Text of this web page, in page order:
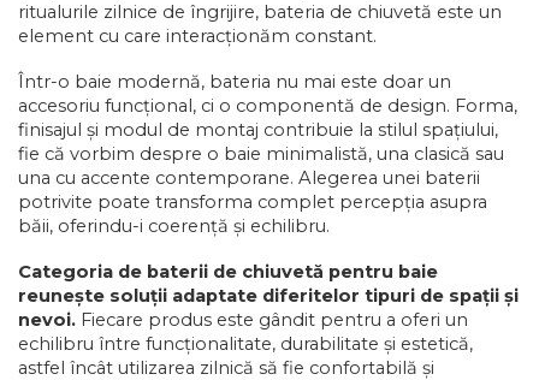
ritualurile zilnice de îngrijire, bateria de chiuvetă este un
element cu care interacționăm constant.
Într-o baie modernă, bateria nu mai este doar un
accesoriu funcțional, ci o componentă de design. Forma,
finisajul și modul de montaj contribuie la stilul spațiului,
fie că vorbim despre o baie minimalistă, una clasică sau
una cu accente contemporane. Alegerea unei baterii
potrivite poate transforma complet percepția asupra
băii, oferindu-i coerență și echilibru.
Categoria de baterii de chiuvetă pentru baie
reunește soluții adaptate diferitelor tipuri de spații și
nevoi. Fiecare produs este gândit pentru a oferi un
echilibru între funcționalitate, durabilitate și estetică,
astfel încât utilizarea zilnică să fie confortabilă și